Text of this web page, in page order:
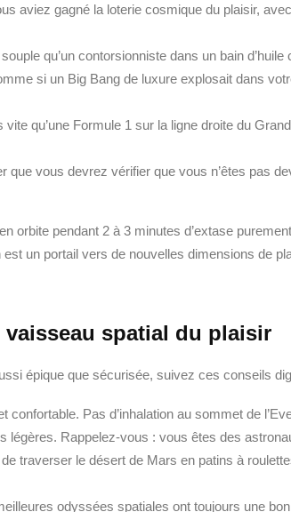
aviez gagné la loterie cosmique du plaisir,
qu’un contorsionniste dans un bain
si un Big Bang de luxure explosait dans
qu’une Formule 1 sur la ligne droite du
que vous devrez vérifier que vous n’êtes pas
orbite pendant 2 à 3 minutes d’extase
un portail vers de nouvelles dimensions de
spatial du plaisir
épique que sécurisée, suivez ces conseils
confortable. Pas d’inhalation au sommet de
légères. Rappelez-vous : vous êtes des
traverser le désert de Mars en patins à
odyssées spatiales ont toujours une